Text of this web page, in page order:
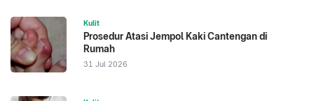
Kulit
Prosedur Atasi Jempol Kaki Cantengan di
Rumah
31 Jul 2026